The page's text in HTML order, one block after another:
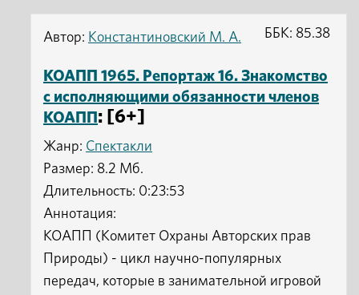
Автор: Константиновский М. А.
КОАПП 1965. Репортаж 16. Знакомство
с исполняющими обязанности членов
КОАПП : [6+]
Жанр: Спектакли
ББК: 85.38
Размер: 8.2 Мб.
Длительность: 0:23:53
Аннотация:
КОАПП (Комитет Охраны Авторских прав
Природы) - цикл научно-популярных
передач, которые в занимательной игровой